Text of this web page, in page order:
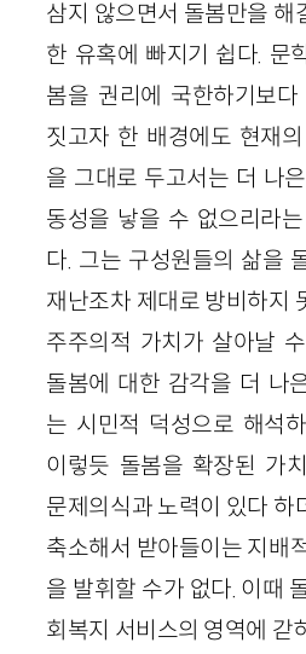
삼지 않으면서 돌봄만을 해
한 유혹에 빠지기 쉽다. 문
봄을 권리에 국한하기보
짓고자 한 배경에도 현재
을 그대로 두고서는 더 나
동성을 낳을 수 없으리라
다. 그는 구성원들의 삶을
재난조차 제대로 방비하지
주주의적 가치가 살아날
돌봄에 대한 감각을 더 나
는 시민적 덕성으로 해석
이렇듯 돌봄을 확장된 가
문제의식과 노력이 있다 하
축소해서 받아들이는 지배
을 발휘할 수가 없다. 이때
회복지 서비스의 영역에 갇